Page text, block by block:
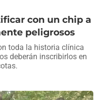
con un chip a
peligrosos
toda la historia clínica
deberán inscribirlos en